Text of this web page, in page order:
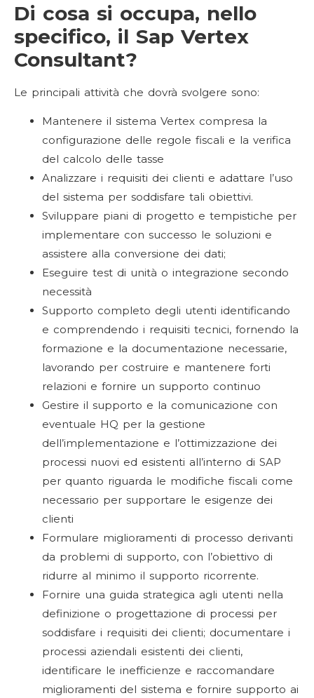
Di cosa si occupa, nello
specifico, il Sap Vertex
Consultant?
Le principali attività che dovrà svolgere sono:
Mantenere il sistema Vertex compresa la
configurazione delle regole fiscali e la verifica
del calcolo delle tasse
Analizzare i requisiti dei clienti e adattare l’uso
del sistema per soddisfare tali obiettivi.
Sviluppare piani di progetto e tempistiche per
implementare con successo le soluzioni e
assistere alla conversione dei dati;
Eseguire test di unità o integrazione secondo
necessità
Supporto completo degli utenti identificando
e comprendendo i requisiti tecnici, fornendo la
formazione e la documentazione necessarie,
lavorando per costruire e mantenere forti
relazioni e fornire un supporto continuo
Gestire il supporto e la comunicazione con
eventuale HQ per la gestione
dell’implementazione e l’ottimizzazione dei
processi nuovi ed esistenti all’interno di SAP
per quanto riguarda le modifiche fiscali come
necessario per supportare le esigenze dei
clienti
Formulare miglioramenti di processo derivanti
da problemi di supporto, con l’obiettivo di
ridurre al minimo il supporto ricorrente.
Fornire una guida strategica agli utenti nella
definizione o progettazione di processi per
soddisfare i requisiti dei clienti; documentare i
processi aziendali esistenti dei clienti,
identificare le inefficienze e raccomandare
miglioramenti del sistema e fornire supporto ai